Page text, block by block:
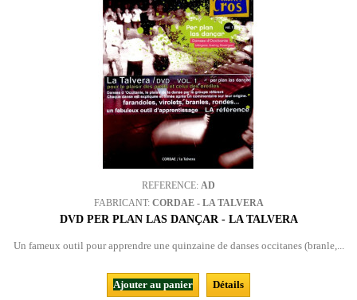
REFERENCE: AD
FABRICANT: CORDAE - LA TALVERA
DVD PER PLAN LAS DANÇAR - LA TALVERA
Un fameux outil pour apprendre une quinzaine de danses occitanes (branle,...
Ajouter au panier
Détails